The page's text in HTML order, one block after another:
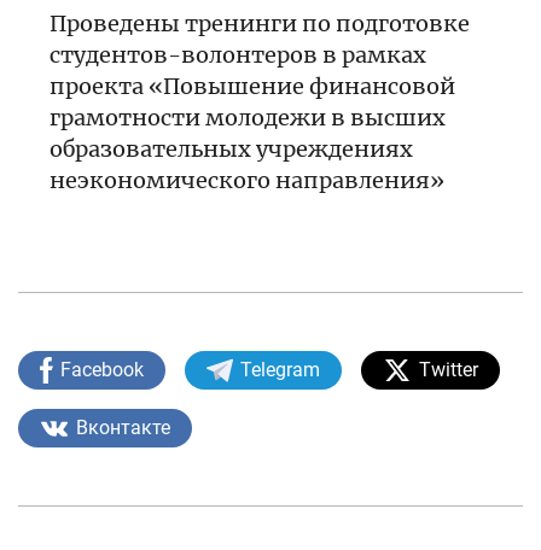
Проведены тренинги по подготовке
студентов-волонтеров в рамках
проекта «Повышение финансовой
грамотности молодежи в высших
образовательных учреждениях
неэкономического направления»
Facebook Telegram Twitter
Вконтакте